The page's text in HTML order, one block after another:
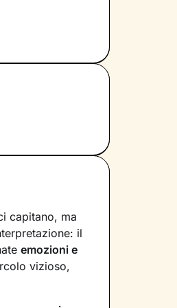
capitano, ma
il
emozioni e
vizioso,